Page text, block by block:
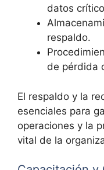
datos
respaldo.
de pérdida
El respaldo y la
esenciales para
operaciones y la
vital de la